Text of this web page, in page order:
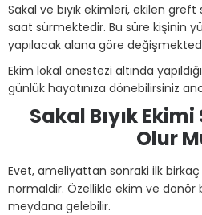
Sakal ve bıyık ekimleri, ekilen greft
saat sürmektedir. Bu süre kişinin
yapılacak alana göre
Ekim lokal anestezi altında
günlük hayatınıza dönebilirsiniz
Sakal Bıyık
Olur
Evet, ameliyattan sonraki ilk birkaç
normaldir. Özellikle ekim ve
meydana gelebilir.